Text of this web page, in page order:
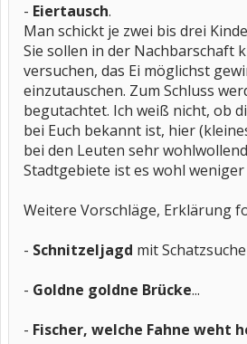
- Eiertausch.
Man schickt je zwei bis drei
Sie sollen in der Nachbarschaft
versuchen, das Ei möglichst
einzutauschen. Zum Schluss
begutachtet. Ich weiß nicht, ob
bei Euch bekannt ist, hier
bei den Leuten sehr
Stadtgebiete ist es wohl
Weitere Vorschläge, Erklärung
- Schnitzeljagd mit Schatzsuche
- Goldne goldne Brücke...
- Fischer, welche Fahne weht